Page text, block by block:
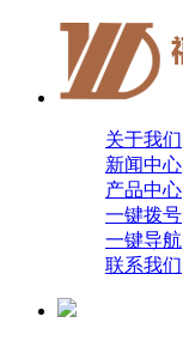
关于我们
新闻中心
产品中心
一键拨号
一键导航
联系我们